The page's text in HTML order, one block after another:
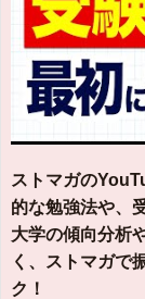
ストマガの
的な勉強法や、
大学の傾向分析
く、ストマガで
ク！